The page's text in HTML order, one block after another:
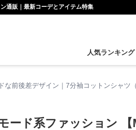
通販｜最新コーデとアイテム特集
人気ランキング
な前後差デザイン｜7分袖コットンシャツ
ード系ファッション 【